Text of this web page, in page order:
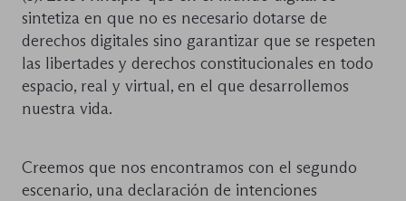
sintetiza en que no es necesario dotarse de
derechos digitales sino garantizar que se respeten
las libertades y derechos constitucionales en todo
espacio, real y virtual, en el que desarrollemos
nuestra vida.
Creemos que nos encontramos con el segundo
escenario, una declaración de intenciones